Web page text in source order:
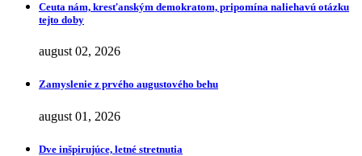
Ceuta nám, kresťanským demokratom, pripomína naliehavú otázku
tejto doby
august 02, 2026
Zamyslenie z prvého augustového behu
august 01, 2026
Dve inšpirujúce, letné stretnutia